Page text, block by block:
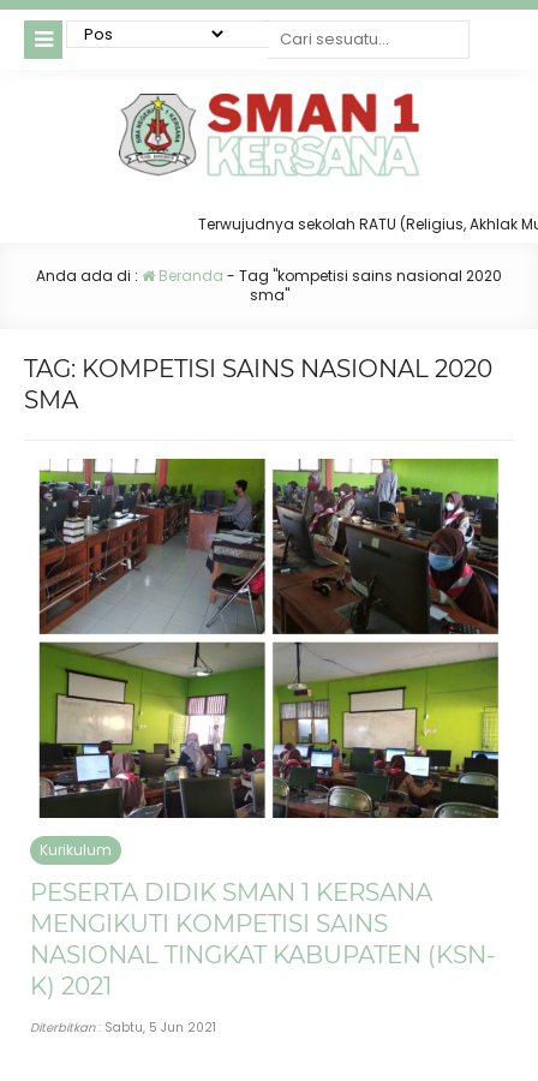
Terwujudnya sekolah RATU (Religius, Akhlak
Anda ada di : Beranda - Tag "kompetisi sains nasional 2020
sma"
TAG: KOMPETISI SAINS NASIONAL 2020
SMA
Kurikulum
PESERTA DIDIK SMAN 1 KERSANA
MENGIKUTI KOMPETISI SAINS
NASIONAL TINGKAT KABUPATEN (KSN-
K) 2021
Diterbitkan: Sabtu, 5 Jun 2021